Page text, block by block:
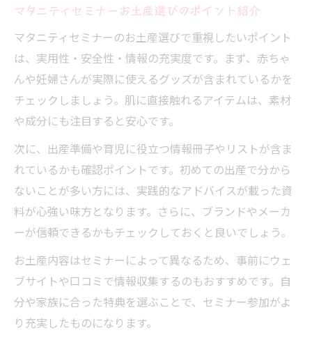
マタニティセミナーお土産選びのポイント紹介
マタニティセミナーのお土産選びで重視したいポイント
は、実用性・安全性・情報の充実度です。まず、赤ちゃ
んや妊婦さんが実際に使えるグッズが含まれているかを
チェックしましょう。肌に直接触れるアイテムは、素材
や成分にも注目すると安心です。
次に、出産準備や育児に役立つ情報冊子やリストが含ま
れているかも確認ポイントです。初めての出産で分から
ないことが多い方には、実践的なアドバイスが載った資
料が心強い味方となります。さらに、ブランドやメーカ
ーが信頼できるかもチェックしておくと良いでしょう。
お土産内容はセミナーによって異なるため、事前にウェ
ブサイトや口コミで情報収集するのもおすすめです。自
分や家族に合った特典を選ぶことで、セミナー参加がよ
り充実したものになります。